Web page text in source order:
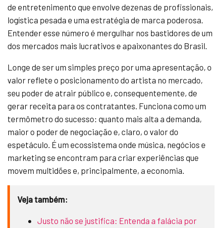
de entretenimento que envolve dezenas de profissionais,
logística pesada e uma estratégia de marca poderosa.
Entender esse número é mergulhar nos bastidores de um
dos mercados mais lucrativos e apaixonantes do Brasil.
Longe de ser um simples preço por uma apresentação, o
valor reflete o posicionamento do artista no mercado,
seu poder de atrair público e, consequentemente, de
gerar receita para os contratantes. Funciona como um
termômetro do sucesso: quanto mais alta a demanda,
maior o poder de negociação e, claro, o valor do
espetáculo. É um ecossistema onde música, negócios e
marketing se encontram para criar experiências que
movem multidões e, principalmente, a economia.
Veja também:
Justo não se justifica: Entenda a falácia por